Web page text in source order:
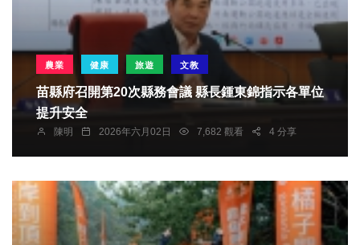
農業 健康 旅遊 文教
苗縣府召開第20次縣務會議 縣長鍾東錦指示各單位
提升安全
陳明 2026年六月02日 7,682 觀看 4 分享